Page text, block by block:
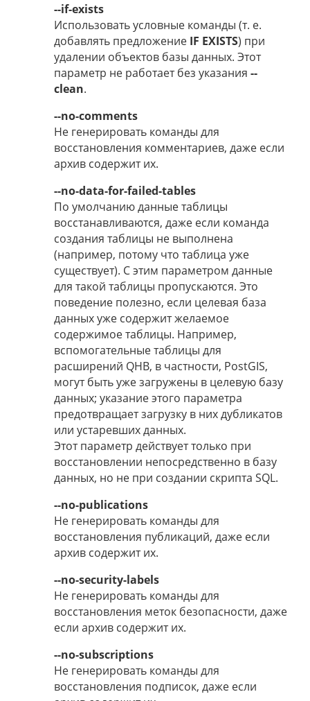
--if-exists
Использовать условные команды (т. е.
добавлять предложение IF EXISTS) при
удалении объектов базы данных. Этот
параметр не работает без указания --
clean.
--no-comments
Не генерировать команды для
восстановления комментариев, даже если
архив содержит их.
--no-data-for-failed-tables
По умолчанию данные таблицы
восстанавливаются, даже если команда
создания таблицы не выполнена
(например, потому что таблица уже
существует). С этим параметром данные
для такой таблицы пропускаются. Это
поведение полезно, если целевая база
данных уже содержит желаемое
содержимое таблицы. Например,
вспомогательные таблицы для
расширений QHB, в частности, PostGIS,
могут быть уже загружены в целевую базу
данных; указание этого параметра
предотвращает загрузку в них дубликатов
или устаревших данных.
Этот параметр действует только при
восстановлении непосредственно в базу
данных, но не при создании скрипта SQL.
--no-publications
Не генерировать команды для
восстановления публикаций, даже если
архив содержит их.
--no-security-labels
Не генерировать команды для
восстановления меток безопасности, даже
если архив содержит их.
--no-subscriptions
Не генерировать команды для
восстановления подписок, даже если